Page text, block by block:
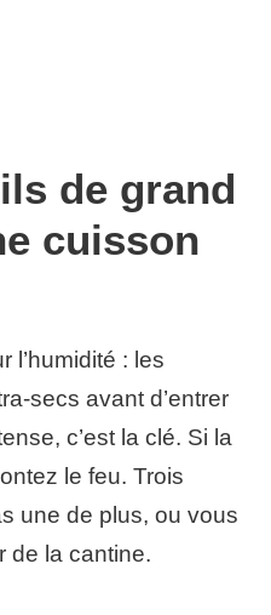
de grand
cuisson
l’humidité : les
secs avant d’entrer
c’est la clé. Si la
le feu. Trois
une de plus, ou vous
de la cantine.